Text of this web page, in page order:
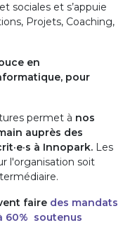
sociales et s’appuie
Projets, Coaching,
en
pour
permet à nos
auprès des
à Innopark. Les
l'organisation soit
faire des mandats
60% soutenus